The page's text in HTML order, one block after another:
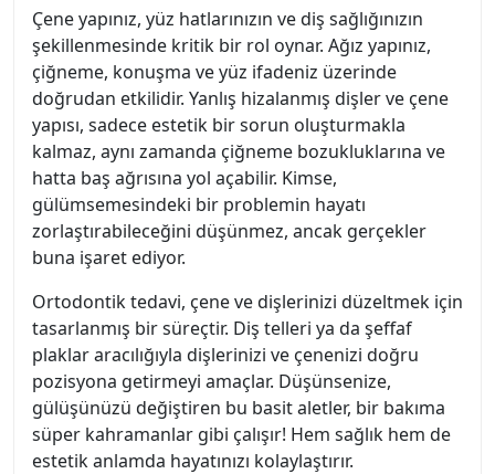
Çene yapınız, yüz hatlarınızın ve diş sağlığınızın
şekillenmesinde kritik bir rol oynar. Ağız yapınız,
çiğneme, konuşma ve yüz ifadeniz üzerinde
doğrudan etkilidir. Yanlış hizalanmış dişler ve çene
yapısı, sadece estetik bir sorun oluşturmakla
kalmaz, aynı zamanda çiğneme bozukluklarına ve
hatta baş ağrısına yol açabilir. Kimse,
gülümsemesindeki bir problemin hayatı
zorlaştırabileceğini düşünmez, ancak gerçekler
buna işaret ediyor.
Ortodontik tedavi, çene ve dişlerinizi düzeltmek için
tasarlanmış bir süreçtir. Diş telleri ya da şeffaf
plaklar aracılığıyla dişlerinizi ve çenenizi doğru
pozisyona getirmeyi amaçlar. Düşünsenize,
gülüşünüzü değiştiren bu basit aletler, bir bakıma
süper kahramanlar gibi çalışır! Hem sağlık hem de
estetik anlamda hayatınızı kolaylaştırır.